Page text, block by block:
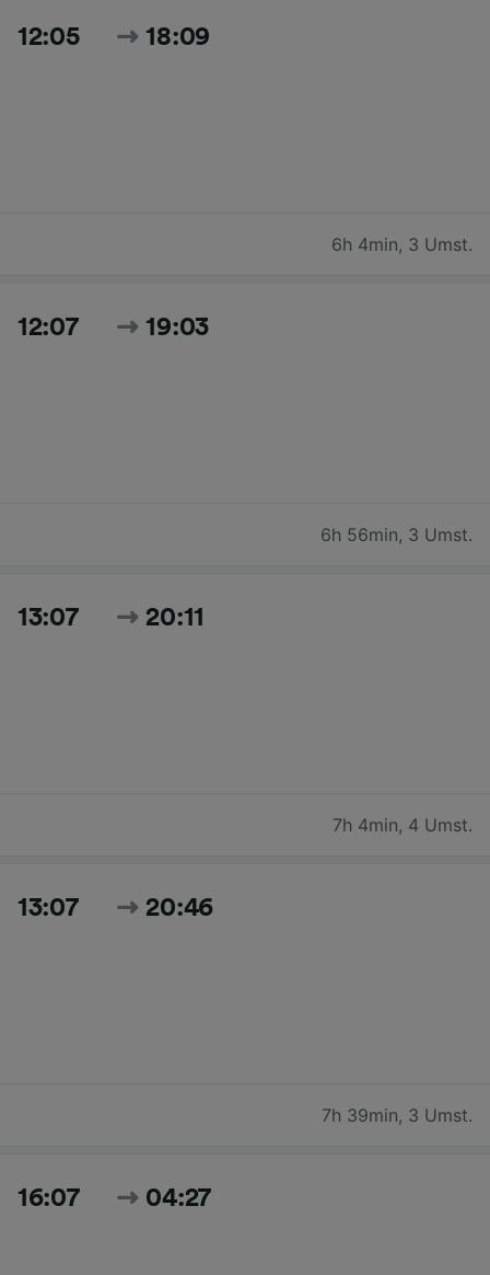
12:05 18:09
6h 4min, 3 Umst.
12:07 19:03
6h 56min, 3 Umst.
13:07 20:11
7h 4min, 4 Umst.
13:07 20:46
7h 39min, 3 Umst.
16:07 04:27